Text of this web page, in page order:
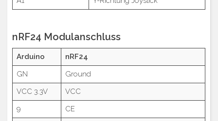
nRF24 Modulanschluss
Arduino
nRF24
GN
Ground
VCC 3.3V
VCC
9
CE